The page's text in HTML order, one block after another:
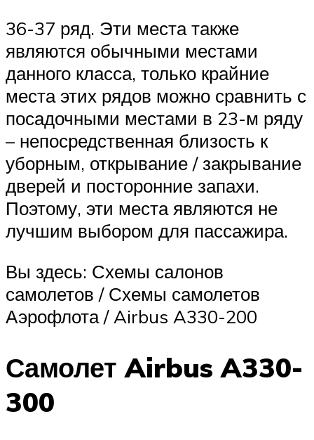
36-37 ряд. Эти места также
являются обычными местами
данного класса, только крайние
места этих рядов можно сравнить с
посадочными местами в 23-м ряду
– непосредственная близость к
уборным, открывание / закрывание
дверей и посторонние запахи.
Поэтому, эти места являются не
лучшим выбором для пассажира.
Вы здесь: Схемы салонов
самолетов / Схемы самолетов
Аэрофлота / Airbus A330-200
Самолет Airbus A330-
300